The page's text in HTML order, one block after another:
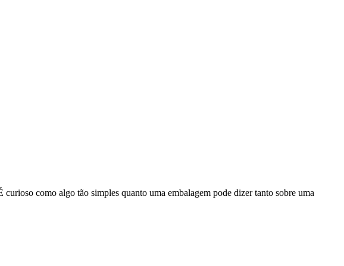
como algo tão simples quanto uma embalagem pode dizer tanto sobre uma